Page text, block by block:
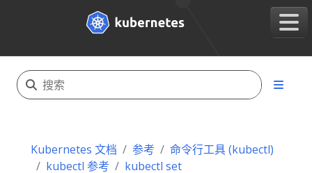
Kubernetes 文档 参考
命令行工具 (kubectl)
kubectl 参考
kubectl set